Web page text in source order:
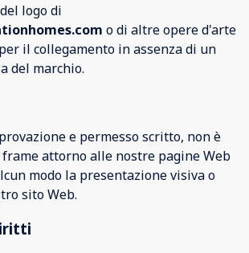
logo di
o di altre opere d'arte
il collegamento in assenza di un
del marchio.
e permesso scritto, non è
attorno alle nostre pagine Web
modo la presentazione visiva o
sito Web.